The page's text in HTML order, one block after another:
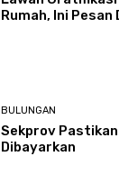
Rumah, Ini Pesan
BULUNGAN
Sekprov Pastikan
Dibayarkan